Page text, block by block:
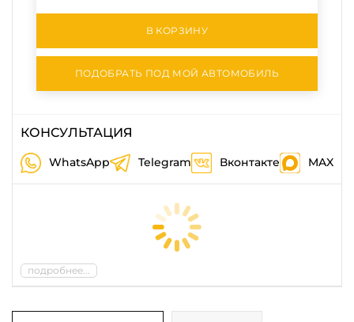
В КОРЗИНУ
ПОДОБРАТЬ ПОД МОЙ АВТОМОБИЛЬ
КОНСУЛЬТАЦИЯ
WhatsApp Telegram Вконтакте MAX
подробнее...